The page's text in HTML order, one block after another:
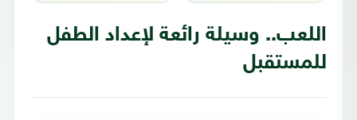
اللعب.. وسيلة رائعة لإعداد الطفل
للمستقبل